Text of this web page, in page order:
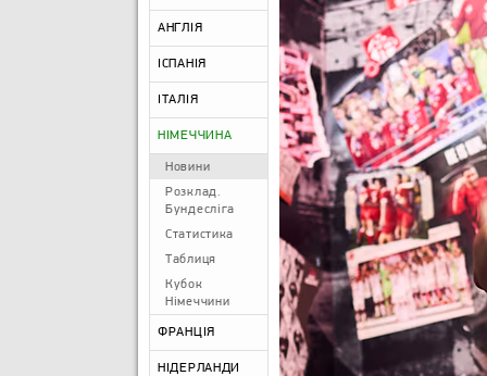
АНГЛІЯ
ІСПАНІЯ
ІТАЛІЯ
НІМЕЧЧИНА
Новини
Розклад.
Бундесліга
Статистика
Таблиця
Кубок
Німеччини
ФРАНЦІЯ
НІДЕРЛАНДИ